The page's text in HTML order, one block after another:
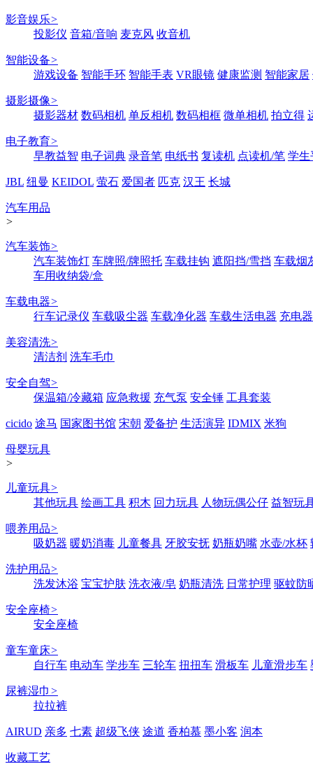
影音娱乐>
投影仪 音箱/音响 麦克风 收音机
智能设备>
游戏设备 智能手环 智能手表 VR眼镜 健康监测 智能家居
摄影摄像>
摄影器材 数码相机 单反相机 数码相框 微单相机 拍立得
电子教育>
早教益智 电子词典 录音笔 电纸书 复读机 点读机/笔 学生
JBL 纽曼 KEIDOL 萤石 爱国者 匹克 汉王 长城
汽车用品
>
汽车装饰>
汽车装饰灯 车牌照/牌照托 车载挂钩 遮阳挡/雪挡 车载烟
车用收纳袋/盒
车载电器>
行车记录仪 车载吸尘器 车载净化器 车载生活电器 充电
美容清洗>
清洁剂 洗车毛巾
安全自驾>
保温箱/冷藏箱 应急救援 充气泵 安全锤 工具套装
cicido 途马 国家图书馆 宋朝 爱备护 生活演异 IDMIX 米狗
母婴玩具
>
儿童玩具>
其他玩具 绘画工具 积木 回力玩具 人物玩偶公仔 益智玩
喂养用品>
吸奶器 暖奶消毒 儿童餐具 牙胶安抚 奶瓶奶嘴 水壶/水杯
洗护用品>
洗发沐浴 宝宝护肤 洗衣液/皂 奶瓶清洗 日常护理 驱蚊防
安全座椅>
安全座椅
童车童床>
自行车 电动车 学步车 三轮车 扭扭车 滑板车 儿童滑步车
尿裤湿巾 >
拉拉裤
AIRUD 亲多 七素 超级飞侠 途道 香柏慕 墨小客 润本
收藏工艺